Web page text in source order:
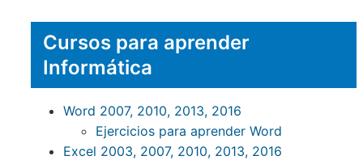
Cursos para aprender
Informática
Word 2007, 2010, 2013, 2016
Ejercicios para aprender Word
Excel 2003, 2007, 2010, 2013, 2016